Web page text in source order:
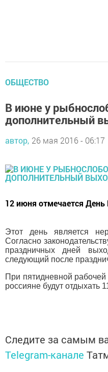
ОБЩЕСТВО
В июне у
дополнительный
автор, 26 мая 2016 - 06:17
12 июня отмечается День
Этот день является
Согласно
праздничных дней
следующий после
При пятидневной
россияне будут отдыхать
Следите за самым
Telegram-канале